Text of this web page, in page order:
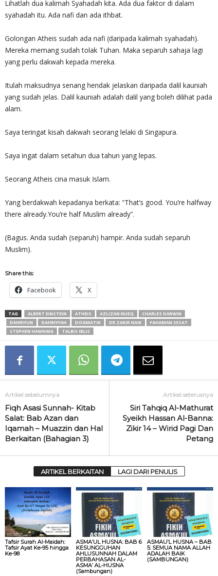
Lihatlah dua kalimah Syahadah kita. Ada dua faktor di dalam
syahadah itu. Ada nafi dan ada ithbat.
Golongan Atheis sudah ada nafi (daripada kalimah syahadah).
Mereka memang sudah tolak Tuhan. Maka separuh sahaja lagi
yang perlu dakwah kepada mereka.
Itulah maksudnya senang hendak jelaskan daripada dalil kauniah
yang sudah jelas. Dalil kauniah adalah dalil yang boleh dilihat pada
alam.
Saya teringat kisah dakwah seorang lelaki di Singapura.
Saya ingat dalam setahun dua tahun yang lepas.
Seorang Atheis cina masuk Islam.
Yang berdakwah kepadanya berkata: “That’s good. You’re halfway
there already.You’re half Muslim already”.
(Bagus. Anda sudah (separuh) hampir. Anda sudah separuh
Muslim).
Share this:
Facebook X
TAG ALBERT EINSTEIN ATHEIS AZLIZAN NUEQ
CHARLES DARWIN
DAHRIYUN
DAHRIYYAH DOGMATIK DR ZAKIR NAIK
FAHAMAN SESAT
STEPHEN HAWKING
TALBIS IBLIS
Artikel sebelumnya
Fiqh Asasi Sunnah- Kitab
Salat: Bab Azan dan
Iqamah – Muazzin dan Hal
Berkaitan (Bahagian 3)
Artikel seterusnya
Siri Tahqiq Al-Mathurat
Syeikh Hassan Al-Banna:
Zikir 14 – Wirid Pagi Dan
Petang
ARTIKEL BERKAITAN LAGI DARI PENULIS
Tafsir Surah Al-Maidah:
Tafsir Ayat Ke-95 hingga
Ke-98
ASMA’UL HUSNA: BAB 6
KESUNGGUHAN
AHLUSUNNAH DALAM
PERBAHASAN AL-
ASMA’ AL-HUSNA
(Sambungan)
ASMAU’L HUSNA – BAB
5: SEMUA NAMA ALLAH
ADALAH BAIK
(SAMBUNGAN)